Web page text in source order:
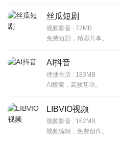
丝瓜短剧
视频影音 | 72MB
免费短剧，精彩共享。
AI抖音
便捷生活 | 183MB
AI搜索，高效互动。
LIBVIO视频
视频影音 | 162MB
视频编辑，免费创作。